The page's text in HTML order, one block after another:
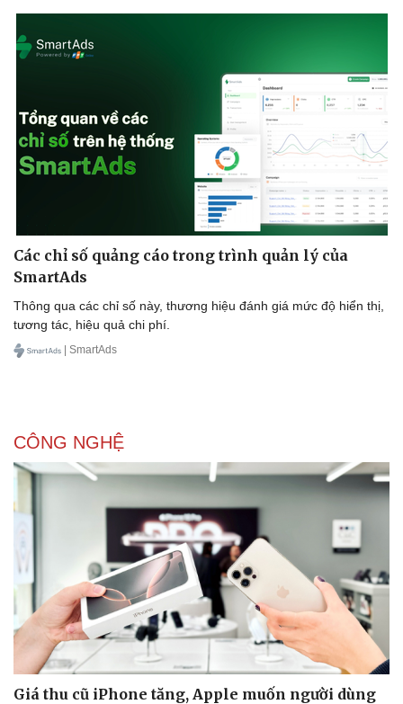
Thông tin doanh nghiệp
Doanh nghiệp 24h
Doanh nhân
Vì cộng đồng
Công nghệ
Sành điệu
Tin Công nghệ
Trải nghiệm
Chuyển đổi số
Các chỉ số quảng cáo trong trình quản lý của
SmartAds
Thông qua các chỉ số này, thương hiệu đánh giá mức độ hiển thị,
tương tác, hiệu quả chi phí.
| SmartAds
CÔNG NGHỆ
Giá thu cũ iPhone tăng, Apple muốn người dùng